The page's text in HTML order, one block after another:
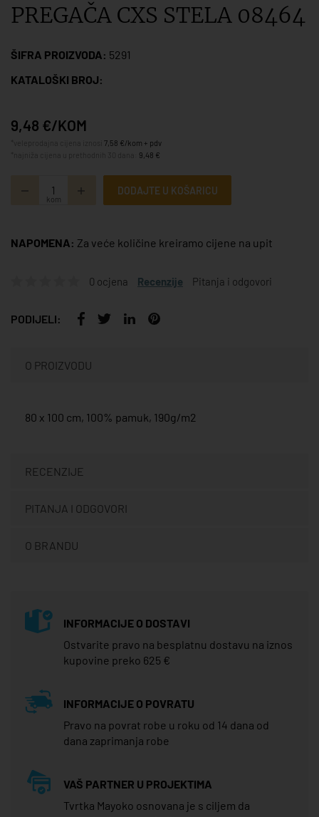
PREGAČA CXS STELA 08464
ŠIFRA PROIZVODA: 5291
KATALOŠKI BROJ:
9,48 €/KOM
7,58 €/kom + pdv
9,48 €
kom
DODAJTE U KOŠARICU
NAPOMENA: Za veće količine kreiramo cijene na upit
0 ocjena Recenzije Pitanja i odgovori
PODIJELI:
O PROIZVODU
80 x 100 cm, 100% pamuk, 190g/m2
RECENZIJE
PITANJA I ODGOVORI
O BRANDU
INFORMACIJE O DOSTAVI
Ostvarite pravo na besplatnu dostavu na iznos
kupovine preko 625 €
INFORMACIJE O POVRATU
Pravo na povrat robe u roku od 14 dana od
dana zaprimanja robe
VAŠ PARTNER U PROJEKTIMA
Tvrtka Mayoko osnovana je s ciljem da